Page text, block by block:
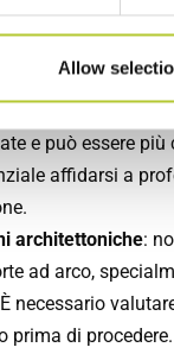
Allow
:
e può essere
affidarsi a
architettoniche:
ad arco,
necessario
prima di procedere.